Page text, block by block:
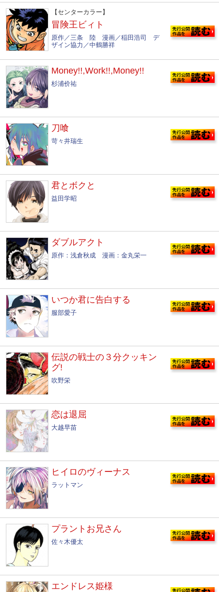
【センターカラー】
冒険王ビィト
原作／三条 陸 漫画／稲田浩司 デ
ザイン協力／中鶴勝祥
Money!!,Work!!,Money!!
杉浦价祐
刀喰
苛々井瑞生
君とボクと
益田学昭
ダブルアクト
原作：浅倉秋成 漫画：金丸栄一
いつか君に告白する
服部愛子
伝説の戦士の３分クッキン
グ!
吹野栄
恋は退屈
大越早苗
ヒイロのヴィーナス
ラットマン
プラントお兄さん
佐々木優太
エンドレス姫様